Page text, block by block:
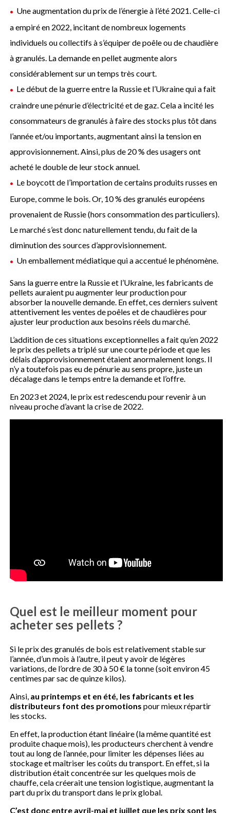
Une augmentation du prix de l’énergie à l’été 2021. Celle-ci
a empiré en 2022, incitant de nombreux logements
individuels ou collectifs à s’équiper de poêle ou de chaudière
à granulés. La demande en pellet augmente alors
considérablement sur un temps très court.
Le début de la guerre entre la Russie et l’Ukraine qui a fait
craindre une pénurie d’électricité et de gaz. Cela a incité les
consommateurs de granulés à faire des stocks plus tôt dans
l’année et/ou importants, augmentant ainsi la tension en
approvisionnement. Ainsi, plus de 20 % des usagers ont
acheté le double de leur stock annuel.
Le boycott de l’importation de certains produits russes en
Europe, comme le bois. Or, 10 % des granulés européens
provenaient de Russie (hors consommation des particuliers).
Le marché s’est donc naturellement tendu, du fait de la
diminution des sources d’approvisionnement.
Un emballement médiatique qui a accentué le phénomène.
Sans la guerre entre la Russie et l’Ukraine, les fabricants de
pellets auraient pu augmenter leur production pour
absorber la nouvelle demande. En effet, ces derniers suivent
attentivement les ventes de poêles et de chaudières pour
ajuster leur production aux besoins réels du marché.
L’addition de ces situations exceptionnelles a fait qu’en 2022
le prix des pellets a triplé sur une courte période et que les
délais d’approvisionnement étaient anormalement longs. Il
n’y a toutefois pas eu de pénurie au sens propre, juste un
décalage dans le temps entre la demande et l’offre.
En 2023 et 2024, le prix est redescendu pour revenir à un
niveau proche d’avant la crise de 2022.
Quel est le meilleur moment pour
acheter ses pellets ?
Si le prix des granulés de bois est relativement stable sur
l’année, d’un mois à l’autre, il peut y avoir de légères
variations, de l’ordre de 30 à 50 € la tonne (soit environ 45
centimes par sac de quinze kilos).
Ainsi, au printemps et en été, les fabricants et les
distributeurs font des promotions pour mieux répartir
les stocks.
En effet, la production étant linéaire (la même quantité est
produite chaque mois), les producteurs cherchent à vendre
tout au long de l’année, pour limiter les dépenses liées au
stockage et maîtriser les coûts du transport. En effet, si la
distribution était concentrée sur les quelques mois de
chauffe, cela créerait une tension logistique, augmentant la
part du prix du transport dans le prix global.
C’est donc entre avril-mai et juillet que les prix sont les